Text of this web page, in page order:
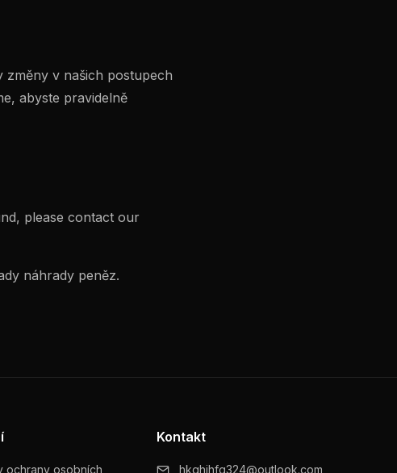
změny v našich postupech
abyste pravidelně
please contact our
náhrady peněz.
ochrany osobních
Kontakt
hkghjhfg324@outlook.com